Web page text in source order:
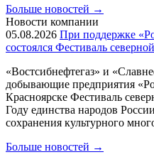
Больше новостей →
Новости компании
05.08.2026 При поддержке
состоялся Фестиваль
«Востсибнефтегаз» и
добывающие предприятия
Красноярске Фестиваль
Году единства народов
сохранения культурного
Больше новостей →